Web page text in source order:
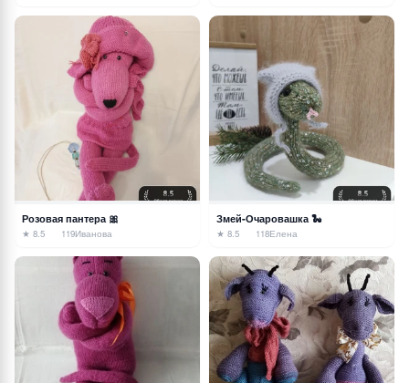
Розовая пантера 🎀
★ 8.5 119Иванова
Змей-Очаровашка 🐍
★ 8.5 118Елена